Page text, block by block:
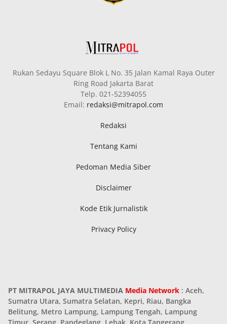
Rukan Sedayu Square Blok L No. 35 Jalan Kamal Raya Outer
Ring Road Jakarta Barat
Telp. 021-52394055
Email: redaksi@mitrapol.com
Redaksi
Tentang Kami
Pedoman Media Siber
Disclaimer
Kode Etik Jurnalistik
Privacy Policy
PT MITRAPOL JAYA MULTIMEDIA Media Network : Aceh,
Sumatra Utara, Sumatra Selatan, Kepri, Riau, Bangka
Belitung, Metro Lampung, Lampung Tengah, Lampung